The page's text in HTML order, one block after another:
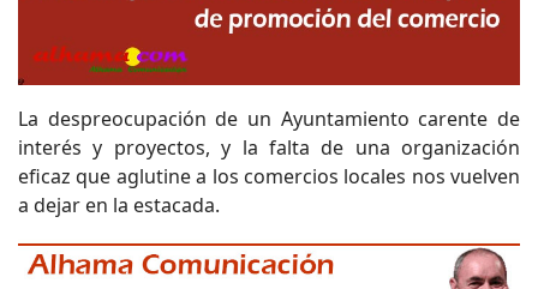
La despreocupación de un Ayuntamiento carente de
interés y proyectos, y la falta de una organización
eficaz que aglutine a los comercios locales nos vuelven
a dejar en la estacada.